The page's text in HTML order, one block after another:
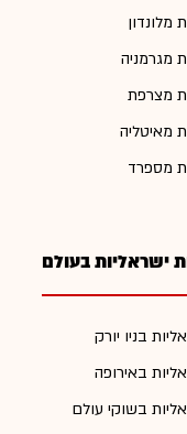
מלונדון
מגרמניה
מצרפת
מאיטליה
מספרד
ישראליות בעולם
בניו יורק
באירופה
בשוקי עולם